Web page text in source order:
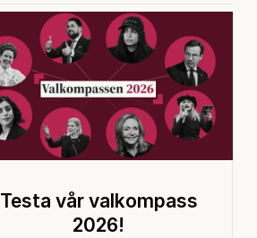
Testa vår valkompass
2026!